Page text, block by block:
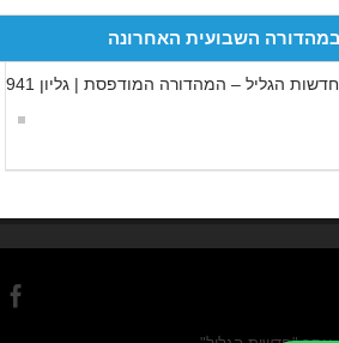
השבועית האחרונה
הגליל – המהדורה המודפסת | גליון 941